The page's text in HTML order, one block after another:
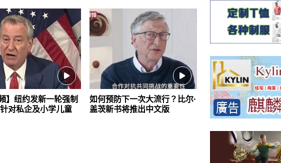
】纽约发新一轮强制
对私企及小学儿童
如何预防下一次大流行？比尔·
盖茨新书将推出中文版